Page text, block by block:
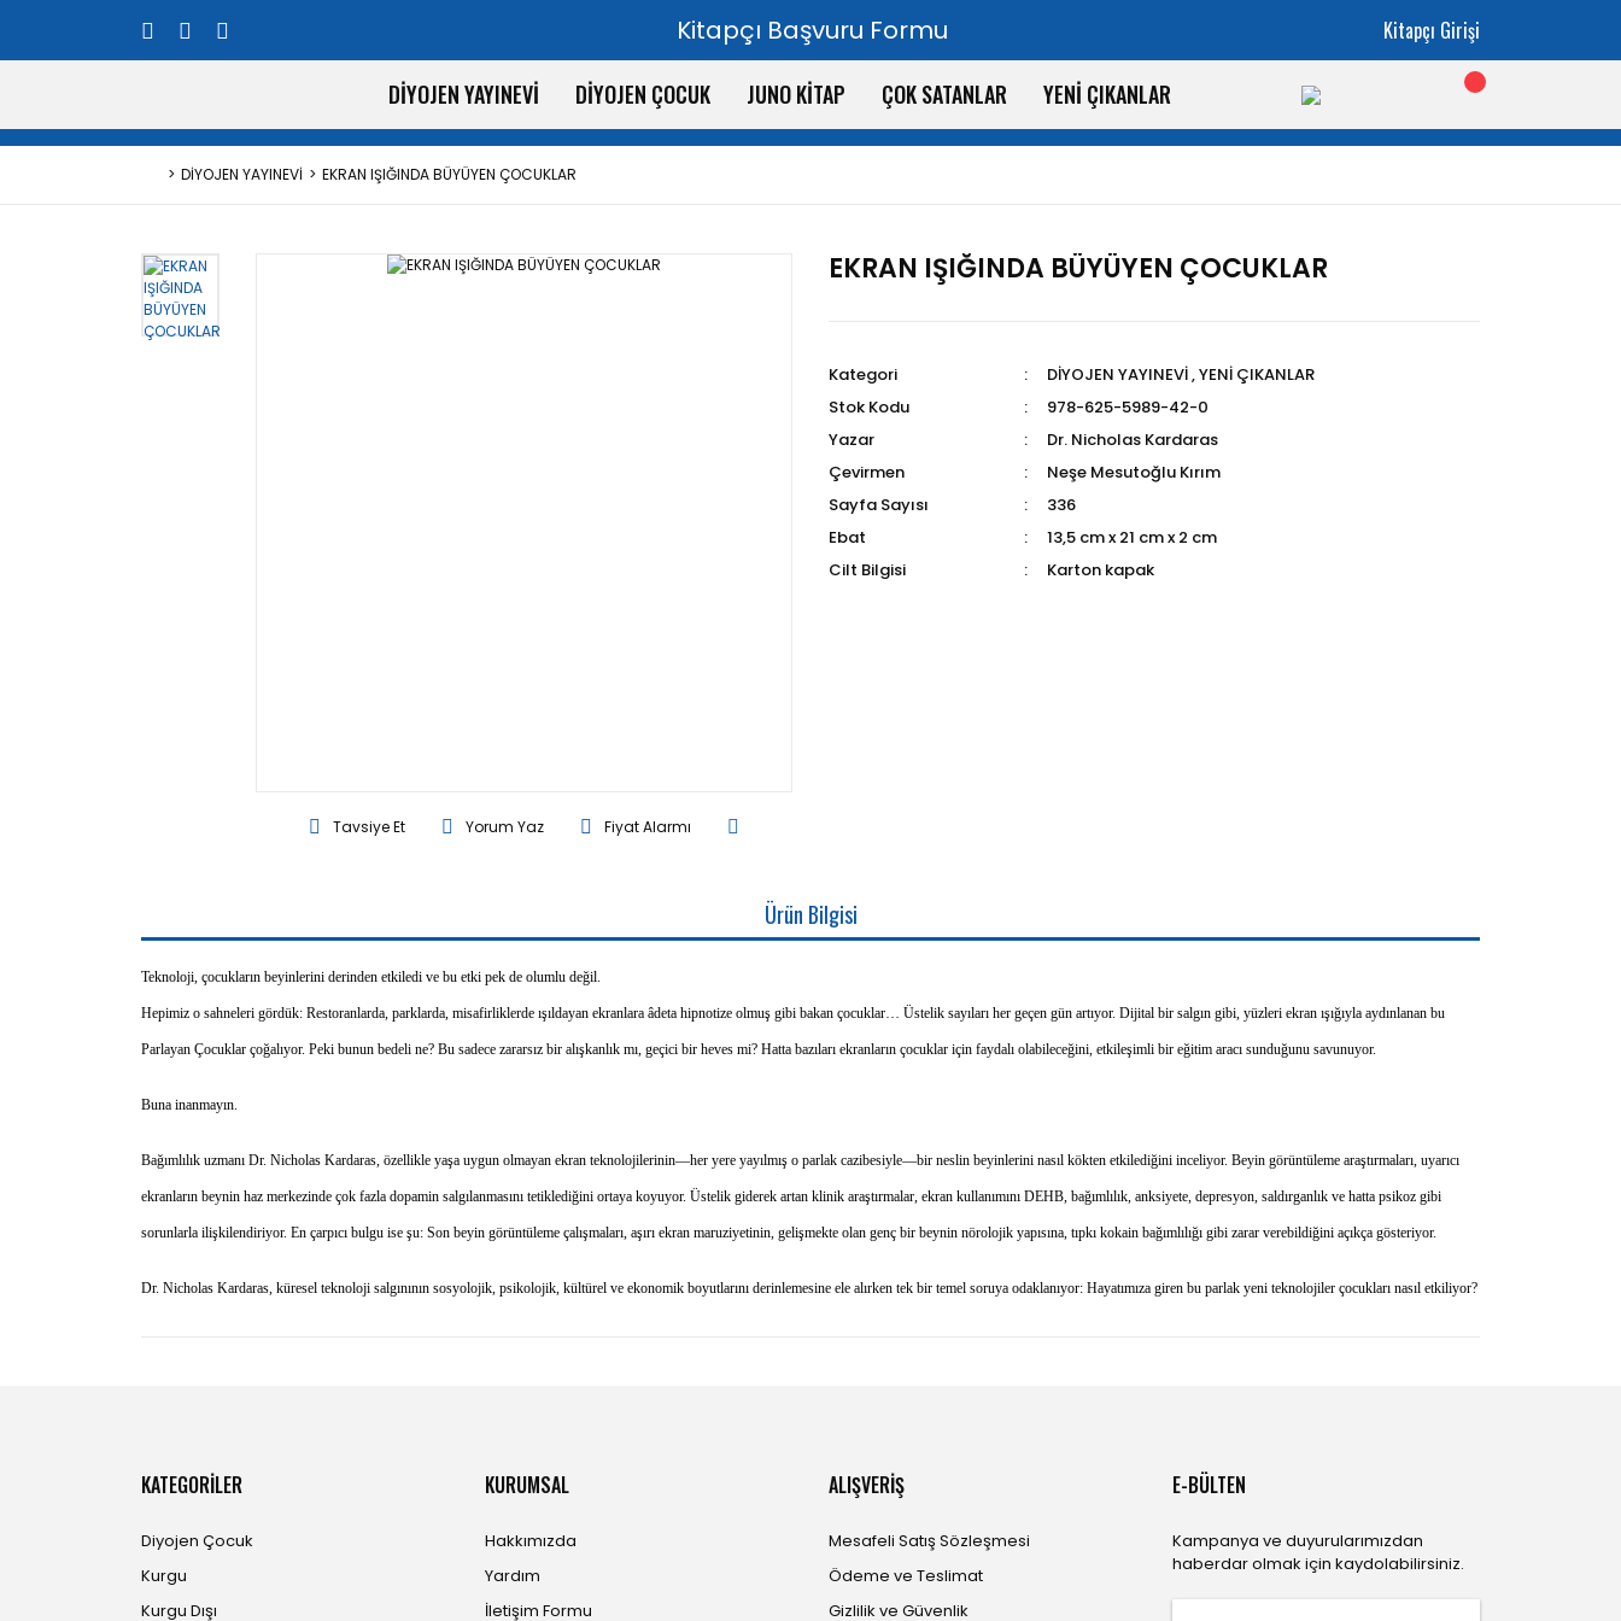
Kitapçı Başvuru Formu Kitapçı Girişi
DİYOJEN YAYINEVİ DİYOJEN ÇOCUK JUNO KİTAP ÇOK SATANLAR YENİ ÇIKANLAR
DİYOJEN YAYINEVİ EKRAN IŞIĞINDA BÜYÜYEN ÇOCUKLAR
Tavsiye Et Yorum Yaz Fiyat Alarmı
EKRAN IŞIĞINDA BÜYÜYEN ÇOCUKLAR
Kategori DİYOJEN YAYINEVİ,YENİ ÇIKANLAR
Stok Kodu
978-625-5989-42-0
Yazar
Dr. Nicholas Kardaras
Çevirmen
Neşe Mesutoğlu Kırım
Sayfa Sayısı
336
Ebat
13,5 cm x 21 cm x 2 cm
Cilt Bilgisi
Karton kapak
Ürün Bilgisi
Teknoloji, çocukların beyinlerini derinden etkiledi ve bu etki pek de olumlu değil.
Hepimiz o sahneleri gördük: Restoranlarda, parklarda, misafirliklerde ışıldayan ekranlara âdeta hipnotize olmuş gibi bakan çocuklar… Üstelik sayıları her geçen gün artıyor. Dijital bir salgın gibi, yüzleri ekran ışığıyla aydınlanan bu
Parlayan Çocuklar çoğalıyor. Peki bunun bedeli ne? Bu sadece zararsız bir alışkanlık mı, geçici bir heves mi? Hatta bazıları ekranların çocuklar için faydalı olabileceğini, etkileşimli bir eğitim aracı sunduğunu savunuyor.
Buna inanmayın.
Bağımlılık uzmanı Dr. Nicholas Kardaras, özellikle yaşa uygun olmayan ekran teknolojilerinin—her yere yayılmış o parlak cazibesiyle—bir neslin beyinlerini nasıl kökten etkilediğini inceliyor. Beyin görüntüleme araştırmaları, uyarıcı
ekranların beynin haz merkezinde çok fazla dopamin salgılanmasını tetiklediğini ortaya koyuyor. Üstelik giderek artan klinik araştırmalar, ekran kullanımını DEHB, bağımlılık, anksiyete, depresyon, saldırganlık ve hatta psikoz gibi
sorunlarla ilişkilendiriyor. En çarpıcı bulgu ise şu: Son beyin görüntüleme çalışmaları, aşırı ekran maruziyetinin, gelişmekte olan genç bir beynin nörolojik yapısına, tıpkı kokain bağımlılığı gibi zarar verebildiğini açıkça gösteriyor.
Dr. Nicholas Kardaras, küresel teknoloji salgınının sosyolojik, psikolojik, kültürel ve ekonomik boyutlarını derinlemesine ele alırken tek bir temel soruya odaklanıyor: Hayatımıza giren bu parlak yeni teknolojiler çocukları nasıl etkiliyor?
KATEGORİLER
Diyojen Çocuk
Kurgu
Kurgu Dışı
KURUMSAL
Hakkımızda
Yardım
İletişim Formu
ALIŞVERİŞ
Mesafeli Satış Sözleşmesi
Ödeme ve Teslimat
Gizlilik ve Güvenlik
E-BÜLTEN
Kampanya ve duyurularımızdan
haberdar olmak için kaydolabilirsiniz.